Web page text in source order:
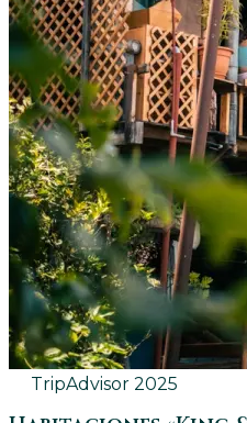
TripAdvisor 2025